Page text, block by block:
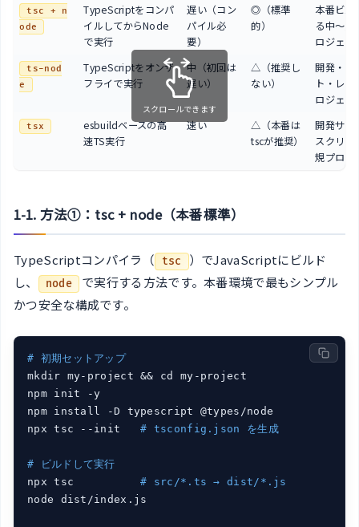
tsc + n
ode
TypeScriptをコンパ
イルしてからNode
で実行
遅い（コン
パイル必
要）
◎（標準
的）
本番ビル
る中〜大
ロジェク
ts-nod
e
TypeScriptをオンザ
フライで実行
中（初回は
遅い）
△（推奨し
ない）
開発・ス
ト・レガ
ロジェク
tsx
esbuildベースの高
速TS実行
速い
△（本番は
tscが推奨）
開発サー
スクリプ
規プロジ
スクロールできます
1-1. 方法①：tsc + node（本番標準）
TypeScriptコンパイラ（ tsc
）でJavaScriptにビルド
し、
node で実行する方法です。本番環境で最もシンプル
かつ安全な構成です。
# 初期セットアップ
mkdir my-project && cd my-project
npm init -y
npm install -D typescript @types/node
npx tsc --init # tsconfig.json を生成
# ビルドして実行
npx tsc # src/*.ts → dist/*.js
node dist/index.js